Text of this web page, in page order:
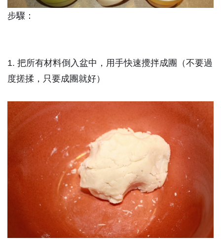
步驟：
1. 把所有材料倒入盆中，用手快速攪拌成團（不要過
度搓揉，只要成團就好）